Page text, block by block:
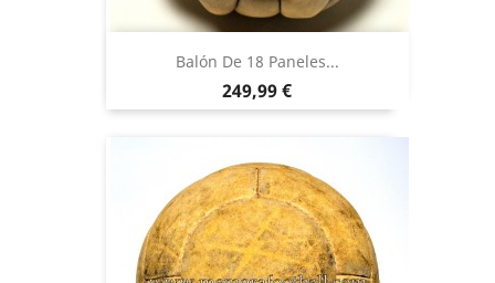
Balón De 18 Paneles...
Precio
249,99 €